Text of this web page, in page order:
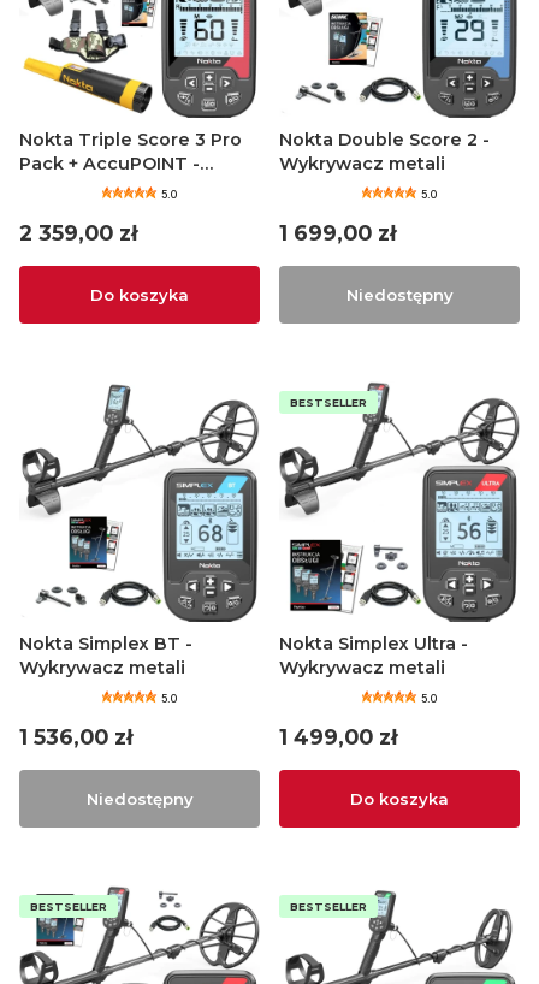
Nokta Triple Score 3 Pro
Pack + AccuPOINT -
Wykrywacz metali
5.0
Cena
2 359,00 zł
Do koszyka
Nokta Double Score 2 -
Wykrywacz metali
5.0
Cena
1 699,00 zł
Niedostępny
Nokta Simplex BT -
Wykrywacz metali
5.0
Cena
1 536,00 zł
Niedostępny
BESTSELLER
Nokta Simplex Ultra -
Wykrywacz metali
5.0
Cena
1 499,00 zł
Do koszyka
BESTSELLER BESTSELLER